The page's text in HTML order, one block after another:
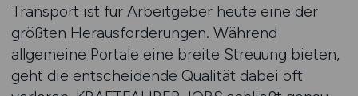
Transport ist für Arbeitgeber heute eine der
größten Herausforderungen. Während
allgemeine Portale eine breite Streuung bieten,
geht die entscheidende Qualität dabei oft